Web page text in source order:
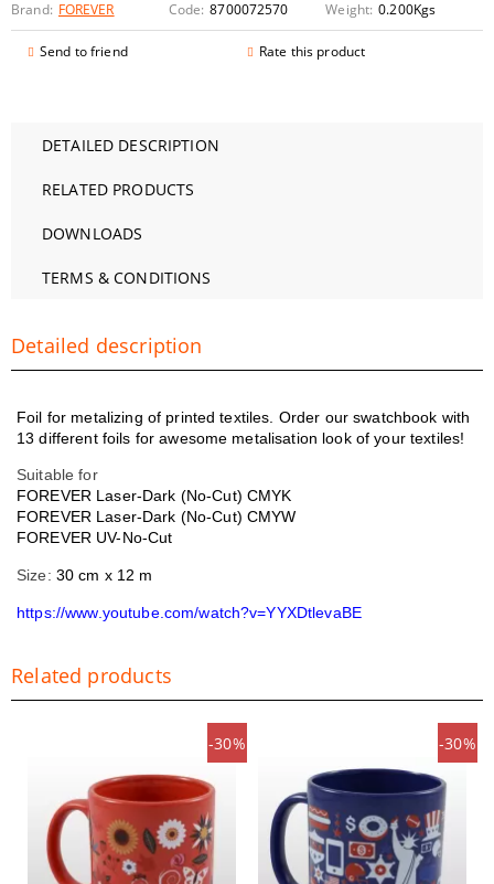
Brand: FOREVER Code: 8700072570 Weight: 0.200Kgs
Send to friend Rate this product
DETAILED DESCRIPTION
RELATED PRODUCTS
DOWNLOADS
TERMS & CONDITIONS
Detailed description
Foil for metalizing of printed textiles. Order our swatchbook with
13 different foils for awesome metalisation look of your textiles!
Suitable for
FOREVER Laser-Dark (No-Cut) CMYK
FOREVER Laser-Dark (No-Cut) CMYW
FOREVER UV-No-Cut
Size: 30 cm x 12 m
https://www.youtube.com/watch?v=YYXDtlevaBE
Related products
-30% -30%